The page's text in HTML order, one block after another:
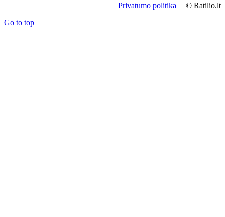
Privatumo politika | © Ratilio.lt
Go to top